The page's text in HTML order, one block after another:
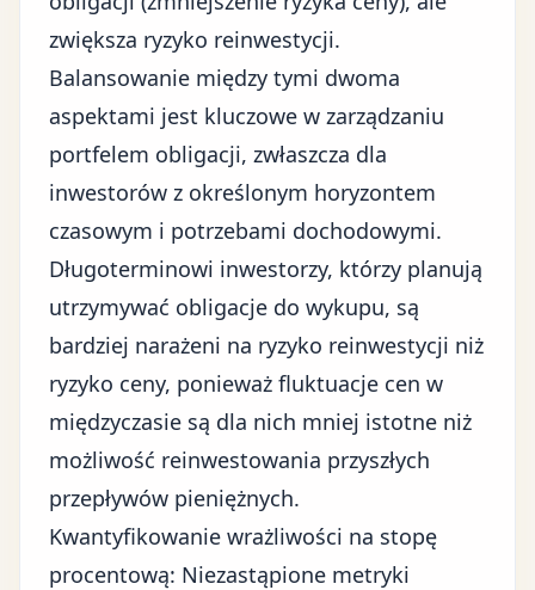
zwiększa ryzyko reinwestycji.
Balansowanie między tymi dwoma
aspektami jest kluczowe w zarządzaniu
portfelem obligacji, zwłaszcza dla
inwestorów z określonym horyzontem
czasowym i potrzebami dochodowymi.
Długoterminowi inwestorzy, którzy planują
utrzymywać obligacje do wykupu, są
bardziej narażeni na ryzyko reinwestycji niż
ryzyko ceny, ponieważ fluktuacje cen w
międzyczasie są dla nich mniej istotne niż
możliwość reinwestowania przyszłych
przepływów pieniężnych.
Kwantyfikowanie wrażliwości na stopę
procentową: Niezastąpione metryki